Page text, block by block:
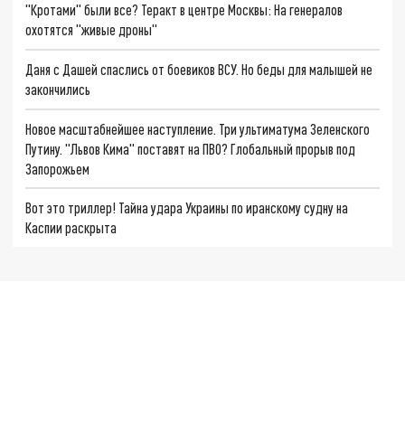
"Кротами" были все? Теракт в центре Москвы: На генералов
охотятся "живые дроны"
Даня с Дашей спаслись от боевиков ВСУ. Но беды для малышей не
закончились
Новое масштабнейшее наступление. Три ультиматума Зеленского
Путину. "Львов Кима" поставят на ПВО? Глобальный прорыв под
Запорожьем
Вот это триллер! Тайна удара Украины по иранскому судну на
Каспии раскрыта